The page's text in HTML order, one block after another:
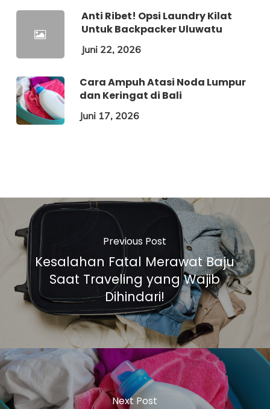
Anti Ribet! Opsi Laundry Kilat
Untuk Backpacker Uluwatu
Juni 22, 2026
Cara Ampuh Atasi Noda Lumpur
dan Keringat di Bali
Juni 17, 2026
Previous Post
Kesalahan Fatal Merawat Baju
Saat Traveling yang Wajib
Dihindari!
Next Post